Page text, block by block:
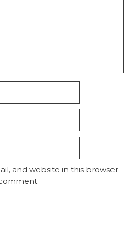
and website in this browser